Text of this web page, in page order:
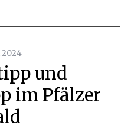
2024
und
im Pfälzer